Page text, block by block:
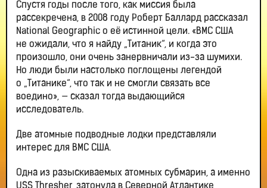
Спустя годы после того, как миссия была
рассекречена, в 2008 году Роберт Баллард рассказал
National Geographic о её истинной цели. «ВМС США
не ожидали, что я найду „Титаник“, и когда это
произошло, они очень занервничали из-за шумихи.
Но люди были настолько поглощены легендой
о „Титанике“, что так и не смогли связать все
воедино», — сказал тогда выдающийся
исследователь.
Две атомные подводные лодки представляли
интерес для ВМС США.
Одна из разыскиваемых атомных субмарин, а именно